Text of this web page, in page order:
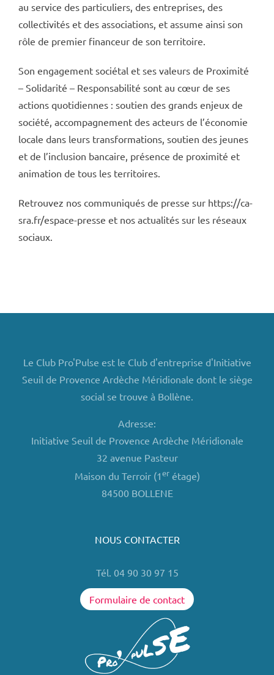
au service des particuliers, des entreprises, des
collectivités et des associations, et assume ainsi son
rôle de premier financeur de son territoire.
Son engagement sociétal et ses valeurs de Proximité
– Solidarité – Responsabilité sont au cœur de ses
actions quotidiennes : soutien des grands enjeux de
société, accompagnement des acteurs de l’économie
locale dans leurs transformations, soutien des jeunes
et de l’inclusion bancaire, présence de proximité et
animation de tous les territoires.
Retrouvez nos communiqués de presse sur https://ca-
sra.fr/espace-presse et nos actualités sur les réseaux
sociaux.
Le Club Pro'Pulse est le Club d'entreprise d'Initiative
Seuil de Provence Ardèche Méridionale dont le siège
social se trouve à Bollène.
Adresse:
Initiative Seuil de Provence Ardèche Méridionale
32 avenue Pasteur
Maison du Terroir (1erétage)
84500 BOLLENE
NOUS CONTACTER
Tél. 04 90 30 97 15
Formulaire de contact